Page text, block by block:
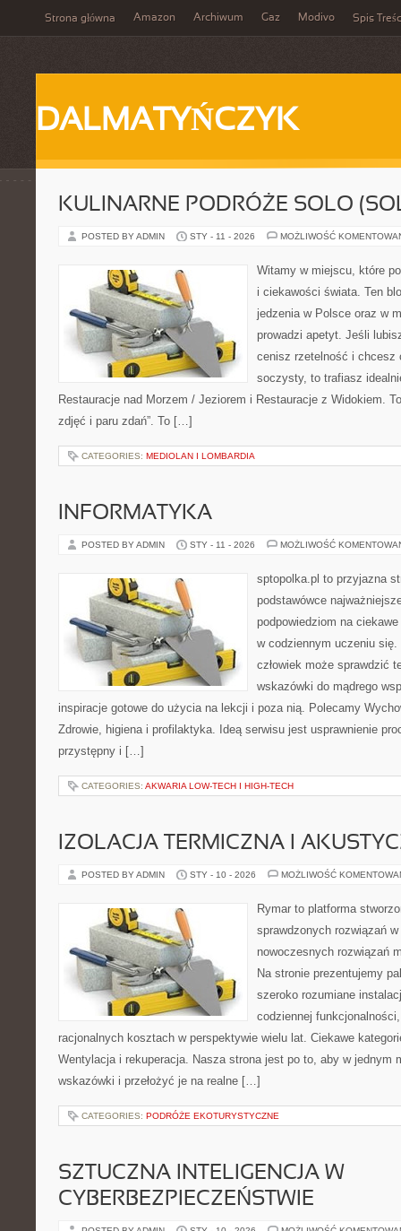
Strona główna Amazon Archiwum Gaz Modivo Spis
DALMATYŃCZYK
KULINARNE PODRÓŻE SOLO
POSTED BY ADMIN STY - 11 - 2026 MOŻLIWOŚĆ
Witamy w miejscu, które
i ciekawości świata. Ten
jedzenia w Polsce oraz w
prowadzi apetyt. Jeśli
cenisz rzetelność i chcesz
soczysty, to trafiasz
Restauracje nad Morzem / Jeziorem i Restauracje z Widokiem.
zdjęć i paru zdań”. To […]
CATEGORIES: MEDIOLAN I LOMBARDIA
INFORMATYKA
POSTED BY ADMIN STY - 11 - 2026 MOŻLIWOŚĆ
sptopolka.pl to przyjazna
podstawówce
podpowiedziom na
w codziennym uczeniu
człowiek może sprawdzić
wskazówki do mądrego
inspiracje gotowe do użycia na lekcji i poza nią. Polecamy
Zdrowie, higiena i profilaktyka. Ideą serwisu jest usprawnienie
przystępny i […]
CATEGORIES: AKWARIA LOW-TECH I HIGH-TECH
IZOLACJA TERMICZNA I
POSTED BY ADMIN STY - 10 - 2026 MOŻLIWOŚĆ
Rymar to platforma
sprawdzonych rozwiązań
nowoczesnych rozwiązań
Na stronie prezentujemy
szeroko rozumiane
codziennej
racjonalnych kosztach w perspektywie wielu lat. Ciekawe
Wentylacja i rekuperacja. Nasza strona jest po to, aby w jednym
wskazówki i przełożyć je na realne […]
CATEGORIES: PODRÓŻE EKOTURYSTYCZNE
SZTUCZNA INTELIGENCJA W
CYBERBEZPIECZEŃSTWIE